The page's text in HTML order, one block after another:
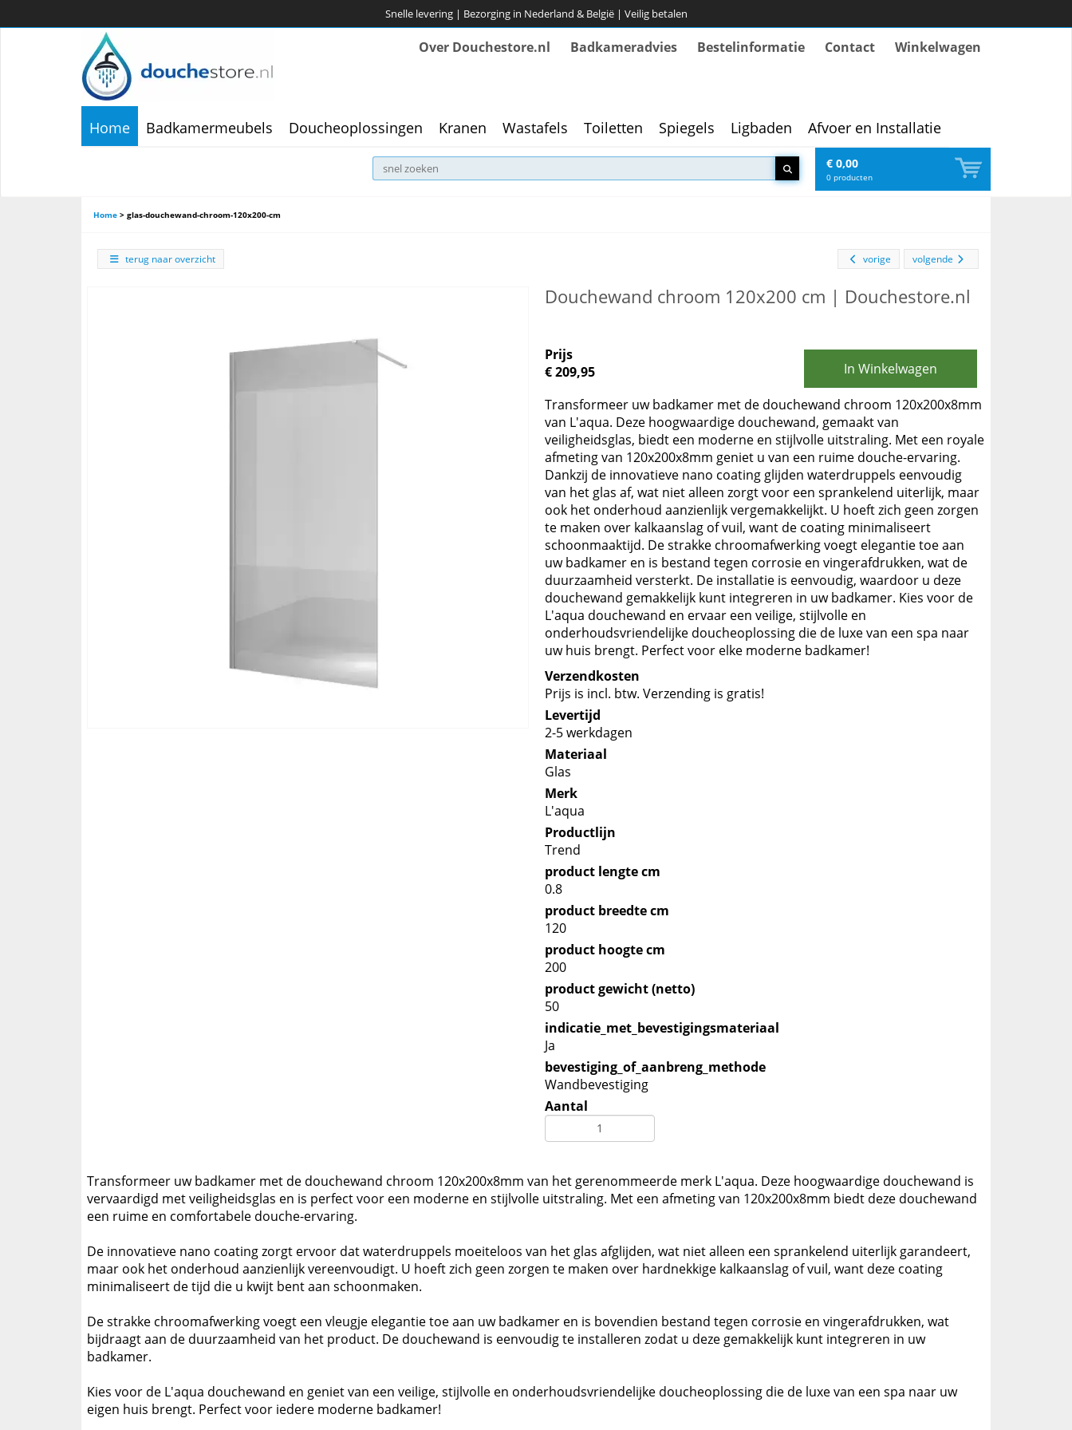
Snelle levering | Bezorging in Nederland & België | Veilig betalen
Over Douchestore.nl Badkameradvies Bestelinformatie Contact Winkelwagen
Home Badkamermeubels Doucheoplossingen Kranen Wastafels Toiletten Spiegels Ligbaden Afvoer en Installatie
€ 0,00
0 producten
Home > glas-douchewand-chroom-120x200-cm
terug naar overzicht volgende
vorige
Douchewand chroom 120x200 cm | Douchestore.nl
Prijs
€ 209,95
In Winkelwagen
Transformeer uw badkamer met de douchewand chroom 120x200x8mm
van L'aqua. Deze hoogwaardige douchewand, gemaakt van
veiligheidsglas, biedt een moderne en stijlvolle uitstraling. Met een royale
afmeting van 120x200x8mm geniet u van een ruime douche-ervaring.
Dankzij de innovatieve nano coating glijden waterdruppels eenvoudig
van het glas af, wat niet alleen zorgt voor een sprankelend uiterlijk, maar
ook het onderhoud aanzienlijk vergemakkelijkt. U hoeft zich geen zorgen
te maken over kalkaanslag of vuil, want de coating minimaliseert
schoonmaaktijd. De strakke chroomafwerking voegt elegantie toe aan
uw badkamer en is bestand tegen corrosie en vingerafdrukken, wat de
duurzaamheid versterkt. De installatie is eenvoudig, waardoor u deze
douchewand gemakkelijk kunt integreren in uw badkamer. Kies voor de
L'aqua douchewand en ervaar een veilige, stijlvolle en
onderhoudsvriendelijke doucheoplossing die de luxe van een spa naar
uw huis brengt. Perfect voor elke moderne badkamer!
Verzendkosten
Prijs is incl. btw. Verzending is gratis!
Levertijd
2-5 werkdagen
Materiaal
Glas
Merk
L'aqua
Productlijn
Trend
product lengte cm
0.8
product breedte cm
120
product hoogte cm
200
product gewicht (netto)
50
indicatie_met_bevestigingsmateriaal
Ja
bevestiging_of_aanbreng_methode
Wandbevestiging
Aantal
Transformeer uw badkamer met de douchewand chroom 120x200x8mm van het gerenommeerde merk L'aqua. Deze hoogwaardige douchewand is
vervaardigd met veiligheidsglas en is perfect voor een moderne en stijlvolle uitstraling. Met een afmeting van 120x200x8mm biedt deze douchewand
een ruime en comfortabele douche-ervaring.
De innovatieve nano coating zorgt ervoor dat waterdruppels moeiteloos van het glas afglijden, wat niet alleen een sprankelend uiterlijk garandeert,
maar ook het onderhoud aanzienlijk vereenvoudigt. U hoeft zich geen zorgen te maken over hardnekkige kalkaanslag of vuil, want deze coating
minimaliseert de tijd die u kwijt bent aan schoonmaken.
De strakke chroomafwerking voegt een vleugje elegantie toe aan uw badkamer en is bovendien bestand tegen corrosie en vingerafdrukken, wat
bijdraagt aan de duurzaamheid van het product. De douchewand is eenvoudig te installeren zodat u deze gemakkelijk kunt integreren in uw
badkamer.
Kies voor de L'aqua douchewand en geniet van een veilige, stijlvolle en onderhoudsvriendelijke doucheoplossing die de luxe van een spa naar uw
eigen huis brengt. Perfect voor iedere moderne badkamer!